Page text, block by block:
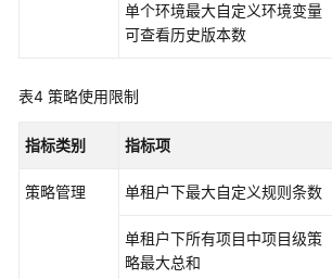
服
务
等
级
协
议
单个环境最大自定义环境变量
可查看历史版本数
表4 策略使用限制
指标类别 指标项
策略管理 单租户下最大自定义规则条数
单租户下所有项目中项目级策
略最大总和